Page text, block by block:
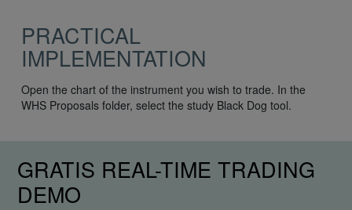
PRACTICAL
IMPLEMENTATION
Open the chart of the instrument you wish to trade. In the
WHS Proposals folder, select the study Black Dog tool.
GRATIS REAL-TIME TRADING
DEMO